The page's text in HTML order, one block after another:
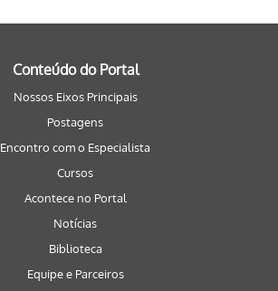
Conteúdo do Portal
Nossos Eixos Principais
Postagens
Encontro com o Especialista
Cursos
Acontece no Portal
Notícias
Biblioteca
Equipe e Parceiros